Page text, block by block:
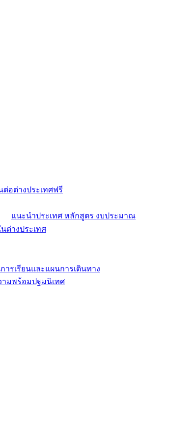
ต่อต่างประเทศฟรี
แนะนำประเทศ หลักสูตร งบประมาณ
ต่างประเทศ
ารเรียนและแผนการเดินทาง
ามพร้อมปฐมนิเทศ